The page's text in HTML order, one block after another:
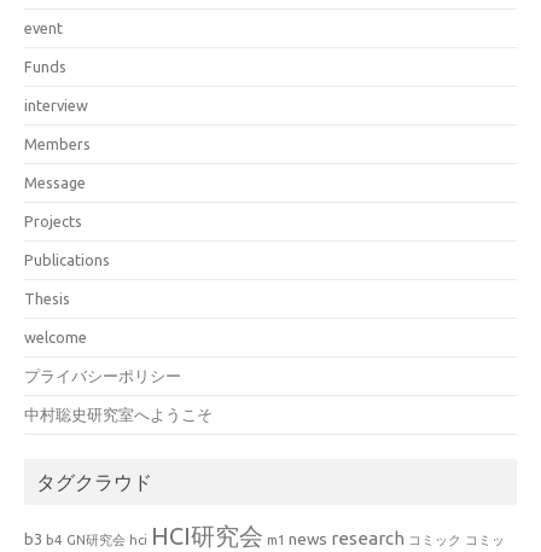
event
Funds
interview
Members
Message
Projects
Publications
Thesis
welcome
プライバシーポリシー
中村聡史研究室へようこそ
タグクラウド
b3 b4 GN研究会 hci HCI研究会 m1 news research コミック コミッ